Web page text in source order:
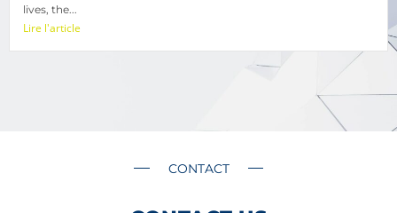
lives, the...
Lire l'article
CONTACT